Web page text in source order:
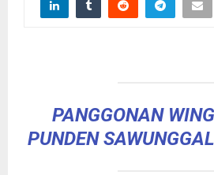
PANGGONAN
PUNDEN